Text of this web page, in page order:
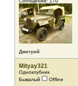
Дмитрий
Mityay321
Одноклубник
Бывалый
Offline